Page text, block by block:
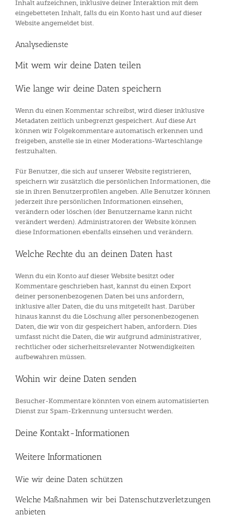
Inhalt aufzeichnen, inklusive deiner Interaktion mit dem
eingebetteten Inhalt, falls du ein Konto hast und auf dieser
Website angemeldet bist.
Analysedienste
Mit wem wir deine Daten teilen
Wie lange wir deine Daten speichern
Wenn du einen Kommentar schreibst, wird dieser inklusive
Metadaten zeitlich unbegrenzt gespeichert. Auf diese Art
können wir Folgekommentare automatisch erkennen und
freigeben, anstelle sie in einer Moderations-Warteschlange
festzuhalten.
Für Benutzer, die sich auf unserer Website registrieren,
speichern wir zusätzlich die persönlichen Informationen, die
sie in ihren Benutzerprofilen angeben. Alle Benutzer können
jederzeit ihre persönlichen Informationen einsehen,
verändern oder löschen (der Benutzername kann nicht
verändert werden). Administratoren der Website können
diese Informationen ebenfalls einsehen und verändern.
Welche Rechte du an deinen Daten hast
Wenn du ein Konto auf dieser Website besitzt oder
Kommentare geschrieben hast, kannst du einen Export
deiner personenbezogenen Daten bei uns anfordern,
inklusive aller Daten, die du uns mitgeteilt hast. Darüber
hinaus kannst du die Löschung aller personenbezogenen
Daten, die wir von dir gespeichert haben, anfordern. Dies
umfasst nicht die Daten, die wir aufgrund administrativer,
rechtlicher oder sicherheitsrelevanter Notwendigkeiten
aufbewahren müssen.
Wohin wir deine Daten senden
Besucher-Kommentare könnten von einem automatisierten
Dienst zur Spam-Erkennung untersucht werden.
Deine Kontakt-Informationen
Weitere Informationen
Wie wir deine Daten schützen
Welche Maßnahmen wir bei Datenschutzverletzungen
anbieten